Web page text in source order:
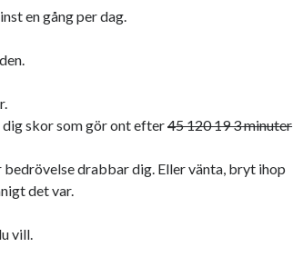
en gång per dag.
dig skor som gör ont efter45 120 19 3 minuter
bedrövelse drabbar dig. Eller vänta, bryt ihop
det var.
vill.